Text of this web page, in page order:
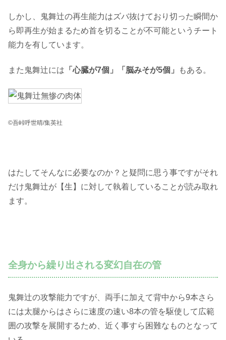
しかし、鬼舞辻の再生能力はズバ抜けており切った瞬間か
ら即再生が始まるため首を切ることが不可能というチート
能力を有しています。
また鬼舞辻には 「心臓が7個」「脳みそが5個」 もある。
©吾峠呼世晴/集英社
はたしてそんなに必要なのか？と疑問に思う事ですがそれ
だけ鬼舞辻が【生】に対して執着していることが読み取れ
ます。
全身から繰り出される変幻自在の管
鬼舞辻の攻撃能力ですが、両手に加えて背中から9本さら
には太腿からはさらに速度の速い8本の管を駆使して広範
囲の攻撃を展開するため、近く事すら困難なものとなって